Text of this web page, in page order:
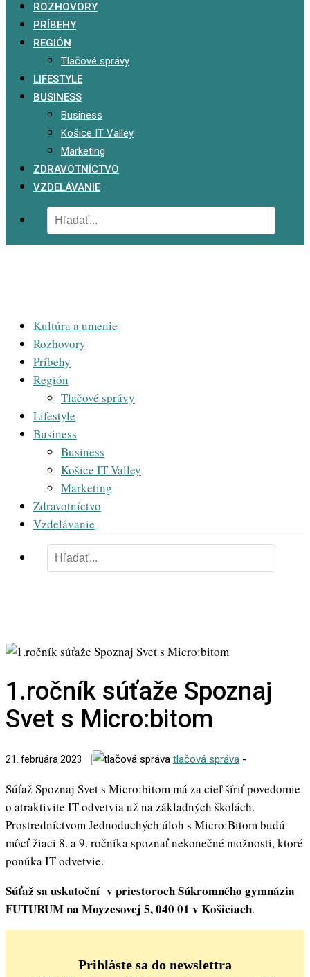
ROZHOVORY
PRÍBEHY
REGIÓN
Tlačové správy
LIFESTYLE
BUSINESS
Business
Košice IT Valley
Marketing
ZDRAVOTNÍCTVO
VZDELÁVANIE
Kultúra a umenie
Rozhovory
Príbehy
Región
Tlačové správy
Lifestyle
Business
Business
Košice IT Valley
Marketing
Zdravotníctvo
Vzdelávanie
1.ročník súťaže Spoznaj
Svet s Micro:bitom
21. februára 2023 tlačová správa -
Súťaž Spoznaj Svet s Micro:bitom má za cieľ šíriť povedomie
o atraktivite IT odvetvia už na základných školách.
Prostredníctvom Jednoduchých úloh s Micro:Bitom budú
môcť žiaci 8. a 9. ročníka spoznať nekonečné možnosti, ktoré
ponúka IT odvetvie.
Súťaž sa uskutoční v priestoroch Súkromného gymnázia
FUTURUM na Moyzesovej 5, 040 01 v Košiciach.
Prihláste sa do newslettra